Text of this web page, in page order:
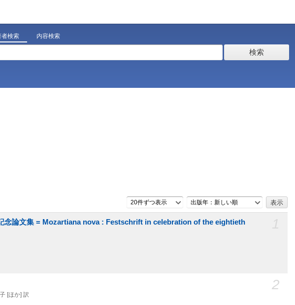
者検索 内容検索
検索
20件ずつ表示 出版年：新しい順
念論文集 = Mozartiana nova : Festschrift in celebration of the eightieth
2
[ほか] 訳